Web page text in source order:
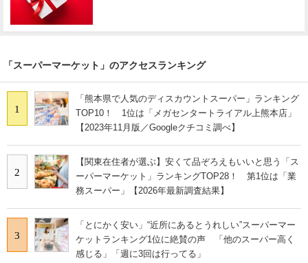
「スーパーマーケット」のアクセスランキング
1
「熊本県で人気のディスカウントスーパー」ランキング
TOP10！ 1位は「メガセンタートライアル上熊本店」
【2023年11月版／Googleクチコミ調べ】
2
【関東在住者が選ぶ】安くて品ぞろえもいいと思う「ス
ーパーマーケット」ランキングTOP28！ 第1位は「業
務スーパー」【2026年最新調査結果】
3
「とにかく安い」“近所にあるとうれしい”スーパーマー
ケットランキング1位に絶賛の声 「他のスーパー高く
感じる」「週に3回は行ってる」